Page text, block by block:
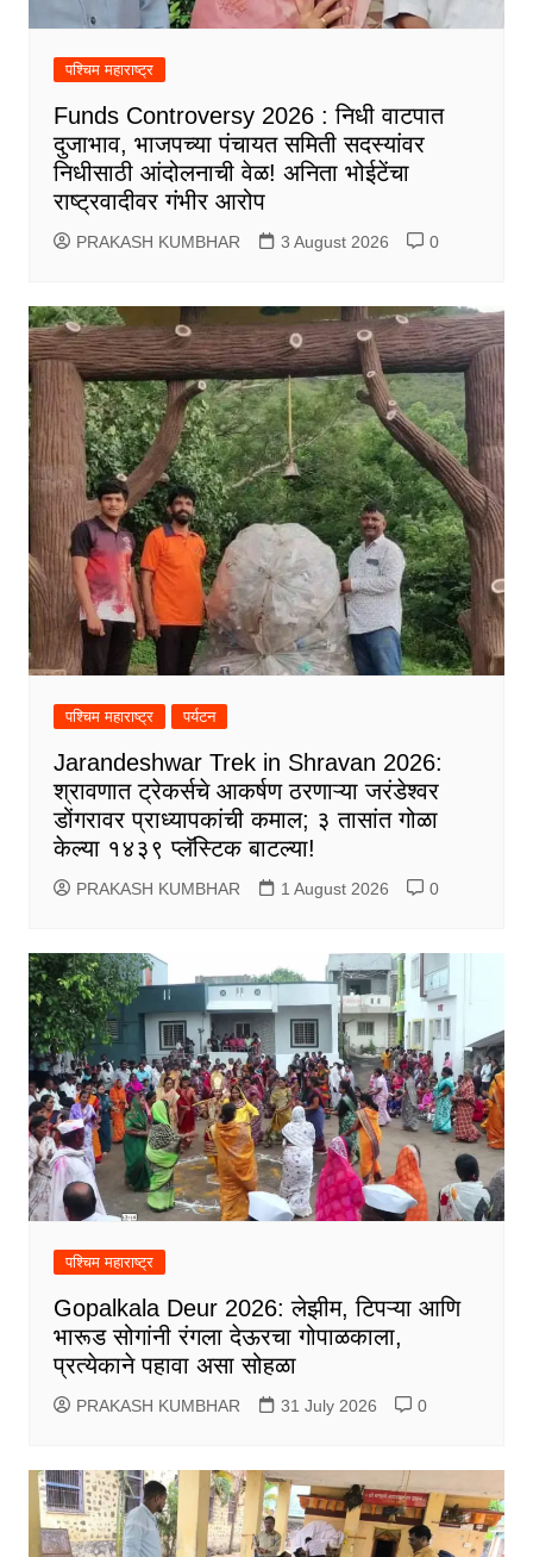
पश्चिम महाराष्ट्र
Funds Controversy 2026 : निधी वाटपात
दुजाभाव, भाजपच्या पंचायत समिती सदस्यांवर
निधीसाठी आंदोलनाची वेळ! अनिता भोईटेंचा
राष्ट्रवादीवर गंभीर आरोप
PRAKASH KUMBHAR 3 August 2026 0
पश्चिम महाराष्ट्र पर्यटन
Jarandeshwar Trek in Shravan 2026:
श्रावणात ट्रेकर्सचे आकर्षण ठरणाऱ्या जरंडेश्वर
डोंगरावर प्राध्यापकांची कमाल; ३ तासांत गोळा
केल्या १४३९ प्लॅस्टिक बाटल्या!
PRAKASH KUMBHAR 1 August 2026 0
पश्चिम महाराष्ट्र
Gopalkala Deur 2026: लेझीम, टिपऱ्या आणि
भारूड सोगांनी रंगला देऊरचा गोपाळकाला,
प्रत्येकाने पहावा असा सोहळा
PRAKASH KUMBHAR 31 July 2026 0